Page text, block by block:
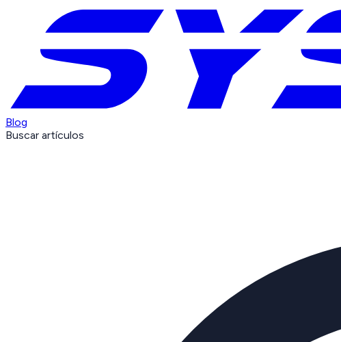
Blog
Buscar artículos